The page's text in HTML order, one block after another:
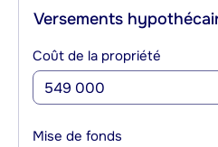
Versements
Coût de la propriété
Mise de fonds